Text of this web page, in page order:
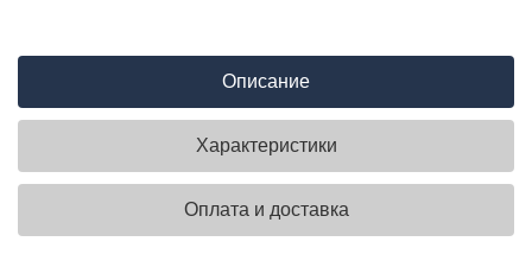
Описание
Характеристики
Оплата и доставка